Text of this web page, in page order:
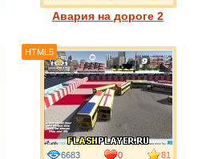
Авария на дороге 2
6683 0 81
HTML5